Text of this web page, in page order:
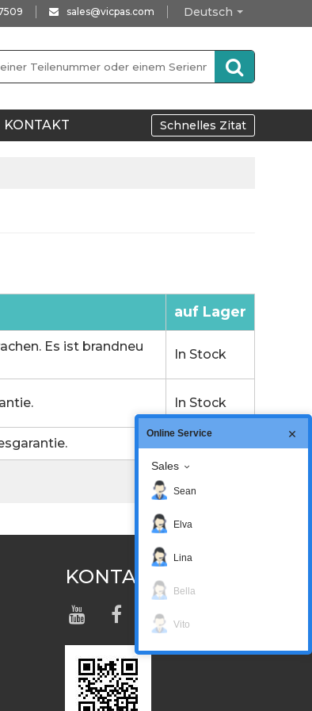
Deutsch
sales@vicpas.com
KONTAKT Schnelles Zitat
auf Lager
Es ist brandneu
In Stock
In Stock
KONTAKTIERE UNS
Online Service
Sales
Sean
Elva
Lina
Bella
Vito